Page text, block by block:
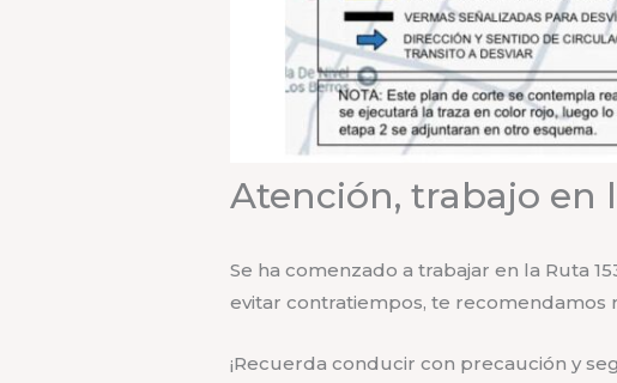
Atención, trabajo en
Se ha comenzado a trabajar en la Ruta
evitar contratiempos, te recomendamos
¡Recuerda conducir con precaución y